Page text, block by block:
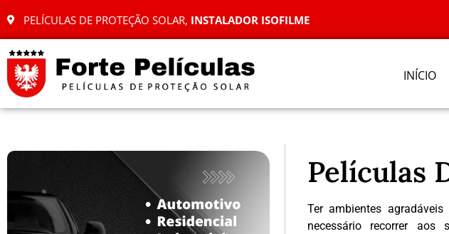
PELÍCULAS DE PROTEÇÃO SOLAR, INSTALADOR ISOFILME
INÍCIO
Películas
Ter ambientes
necessário recorrer aos